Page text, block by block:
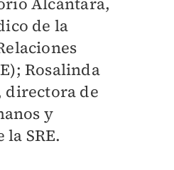
de la
Rosalinda
directora de
y
SRE.